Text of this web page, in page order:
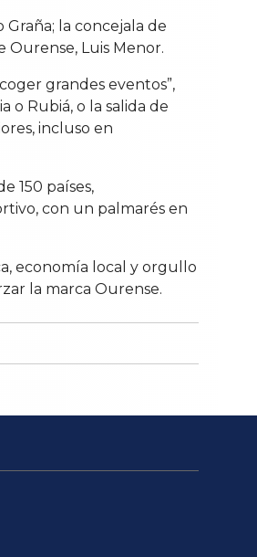
la concejala de
Ourense, Luis Menor.
grandes eventos”,
o Rubiá, o la salida de
incluso en
150 países,
con un palmarés en
economía local y orgullo
la marca Ourense.